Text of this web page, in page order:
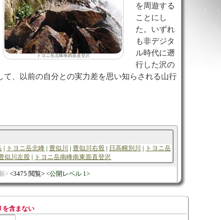
トヨニ岳北峰南西面直登沢
を周遊する
ことにし
た。いずれ
も非デジタ
ル時代に遡
行した沢の
、以前の自分との実力差を思い知らされる山行
トヨニ岳北峰 豊似川 豊似川右股 日高幌別川
トヨニ岳
似川左股 トヨニ岳南峰南東面直登沢
3475 閲覧 公開レベル 1
を含まない